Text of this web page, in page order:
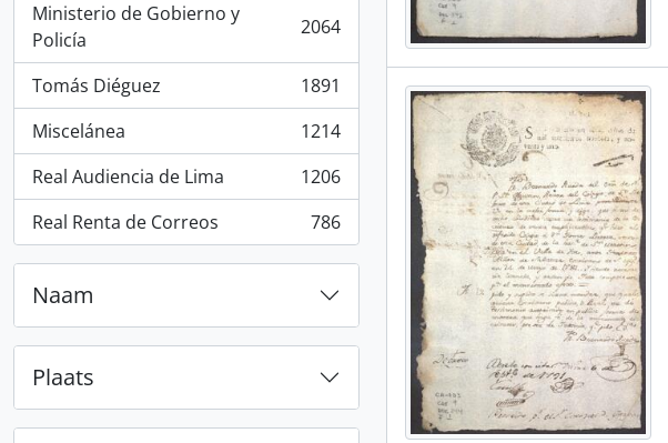
Ministerio de Gobierno y
Policía
, 2064 results 2064
Tomás Diéguez
, 1891 results
1891
Miscelánea
, 1214 results
1214
Real Audiencia de Lima
, 1206 results
1206
Real Renta de Correos
, 786 results 786
Naam
Plaats